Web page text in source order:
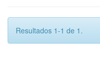
Resultados 1-1 de 1.